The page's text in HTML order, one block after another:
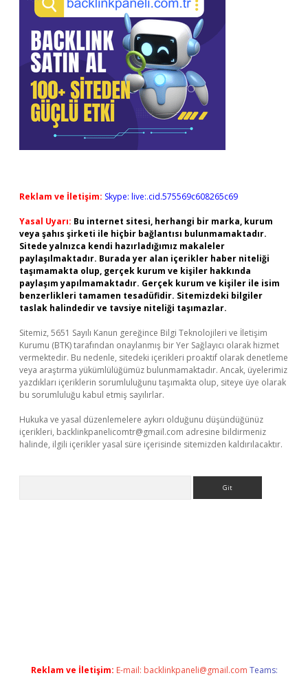
Reklam ve İletişim: Skype: live:.cid.575569c608265c69
Yasal Uyarı: Bu internet sitesi, herhangi bir marka, kurum
veya şahıs şirketi ile hiçbir bağlantısı bulunmamaktadır.
Sitede yalnızca kendi hazırladığımız makaleler
paylaşılmaktadır. Burada yer alan içerikler haber niteliği
taşımamakta olup, gerçek kurum ve kişiler hakkında
paylaşım yapılmamaktadır. Gerçek kurum ve kişiler ile isim
benzerlikleri tamamen tesadüfidir. Sitemizdeki bilgiler
taslak halindedir ve tavsiye niteliği taşımazlar.
Sitemiz, 5651 Sayılı Kanun gereğince Bilgi Teknolojileri ve İletişim
Kurumu (BTK) tarafından onaylanmış bir Yer Sağlayıcı olarak hizmet
vermektedir. Bu nedenle, sitedeki içerikleri proaktif olarak denetleme
veya araştırma yükümlülüğümüz bulunmamaktadır. Ancak, üyelerimiz
yazdıkları içeriklerin sorumluluğunu taşımakta olup, siteye üye olarak
bu sorumluluğu kabul etmiş sayılırlar.
Hukuka ve yasal düzenlemelere aykırı olduğunu düşündüğünüz
içerikleri, backlinkpanelicomtr@gmail.com adresine bildirmeniz
halinde, ilgili içerikler yasal süre içerisinde sitemizden kaldırılacaktır.
Reklam ve İletişim: E-mail: backlinkpaneli@gmail.com Teams: